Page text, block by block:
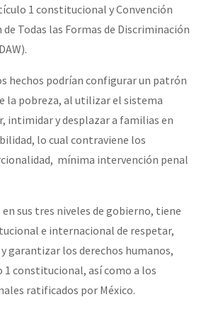
1 constitucional y Convención
Todas las Formas de Discriminación
hechos podrían configurar un patrón
la pobreza, al utilizar el sistema
intimidar y desplazar a familias en
lo cual contraviene los
mínima intervención penal
sus tres niveles de gobierno, tiene
e internacional de respetar,
garantizar los derechos humanos,
constitucional, así como a los
ratificados por México.